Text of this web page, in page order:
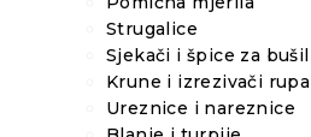
Strugalice
Sjekači i špice za
Krune i izrezivači rupa
Ureznice i nareznice